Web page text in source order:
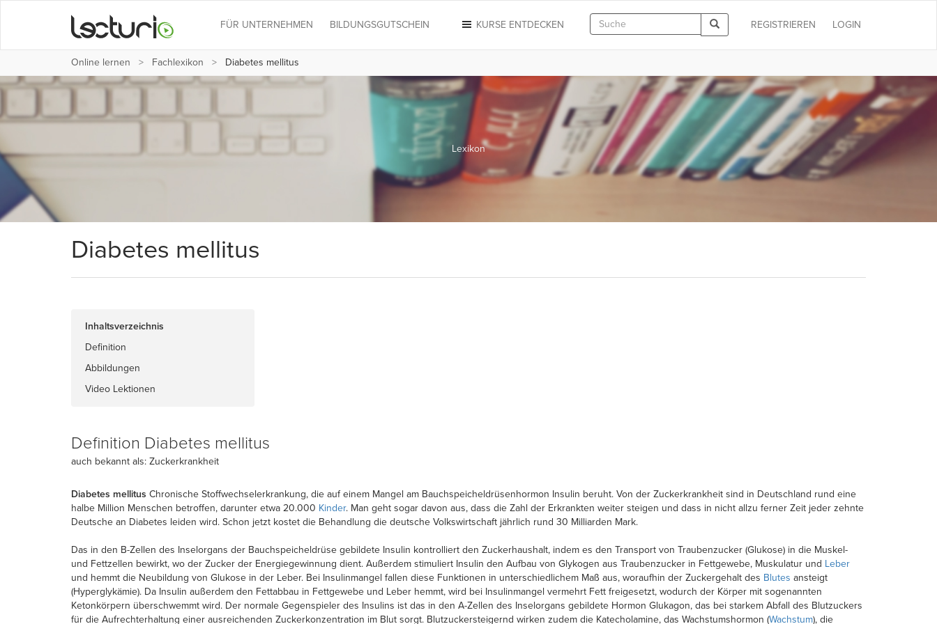
LOGIN
REGISTRIEREN
KURSE ENTDECKEN
FÜR UNTERNEHMEN BILDUNGSGUTSCHEIN
Online lernen Fachlexikon Diabetes mellitus
Lexikon
Diabetes mellitus
Inhaltsverzeichnis
Definition
Abbildungen
Video Lektionen
Definition Diabetes mellitus
auch bekannt als: Zuckerkrankheit
Diabetes mellitus Chronische Stoffwechselerkrankung, die auf einem Mangel am Bauchspeicheldrüsenhormon Insulin beruht. Von der Zuckerkrankheit sind in Deutschland rund eine
halbe Million Menschen betroffen, darunter etwa 20.000 Kinder. Man geht sogar davon aus, dass die Zahl der Erkrankten weiter steigen und dass in nicht allzu ferner Zeit jeder zehnte
Deutsche an Diabetes leiden wird. Schon jetzt kostet die Behandlung die deutsche Volkswirtschaft jährlich rund 30 Milliarden Mark.
Das in den B-Zellen des Inselorgans der Bauchspeicheldrüse gebildete Insulin kontrolliert den Zuckerhaushalt, indem es den Transport von Traubenzucker (Glukose) in die Muskel-
und Fettzellen bewirkt, wo der Zucker der Energiegewinnung dient. Außerdem stimuliert Insulin den Aufbau von Glykogen aus Traubenzucker in Fettgewebe, Muskulatur und Leber
und hemmt die Neubildung von Glukose in der Leber. Bei Insulinmangel fallen diese Funktionen in unterschiedlichem Maß aus, woraufhin der Zuckergehalt des Blutes ansteigt
(Hyperglykämie). Da Insulin außerdem den Fettabbau in Fettgewebe und Leber hemmt, wird bei Insulinmangel vermehrt Fett freigesetzt, wodurch der Körper mit sogenannten
Ketonkörpern überschwemmt wird. Der normale Gegenspieler des Insulins ist das in den A-Zellen des Inselorgans gebildete Hormon Glukagon, das bei starkem Abfall des Blutzuckers
für die Aufrechterhaltung einer ausreichenden Zuckerkonzentration im Blut sorgt. Blutzuckersteigernd wirken zudem die Katecholamine, das Wachstumshormon (Wachstum), die